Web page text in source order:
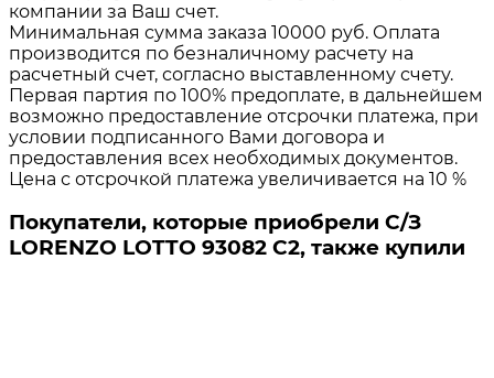
компании за Ваш счет.
Минимальная сумма заказа 10000 руб. Оплата
производится по безналичному расчету на
расчетный счет, согласно выставленному счету.
Первая партия по 100% предоплате, в дальнейшем
возможно предоставление отсрочки платежа, при
условии подписанного Вами договора и
предоставления всех необходимых документов.
Цена с отсрочкой платежа увеличивается на 10 %
Покупатели, которые приобрели С/З
LORENZO LOTTO 93082 C2, также купили